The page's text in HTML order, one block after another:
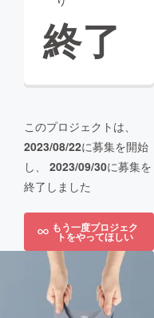
終了
このプロジェクトは、
2023/08/22に募集を開始
し、 2023/09/30に募集を
終了しました
もう一度プロジェク
トをやってほしい